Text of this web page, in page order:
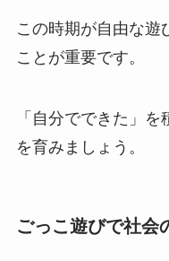
この時期が自由な遊
ことが重要です。
「自分でできた」
を育みましょう。
ごっこ遊びで社会